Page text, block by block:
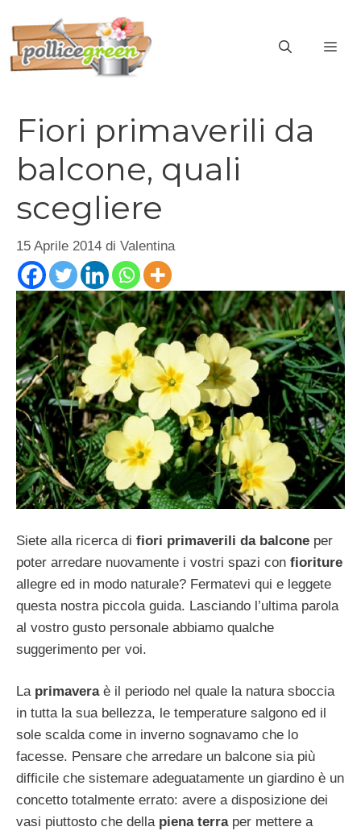
contenuto
Fiori primaverili da
balcone, quali
scegliere
15 Aprile 2014 di Valentina
Siete alla ricerca di fiori primaverili da balcone per
poter arredare nuovamente i vostri spazi con fioriture
allegre ed in modo naturale? Fermatevi qui e leggete
questa nostra piccola guida. Lasciando l’ultima parola
al vostro gusto personale abbiamo qualche
suggerimento per voi.
La primaveraè il periodo nel quale la natura sboccia
in tutta la sua bellezza, le temperature salgono ed il
sole scalda come in inverno sognavamo che lo
facesse. Pensare che arredare un balcone sia più
difficile che sistemare adeguatamente un giardino è un
concetto totalmente errato: avere a disposizione dei
vasi piuttosto che della piena terraper mettere a